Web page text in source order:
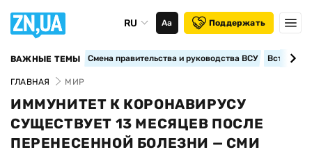
RU Аа Поддержать
ВАЖНЫЕ ТЕМЫ Смена правительства и руководства ВСУ
ГЛАВНАЯ МИР
ИММУНИТЕТ К КОРОНАВИРУСУ
СУЩЕСТВУЕТ 13 МЕСЯЦЕВ ПОСЛЕ
ПЕРЕНЕСЕННОЙ БОЛЕЗНИ — СМИ